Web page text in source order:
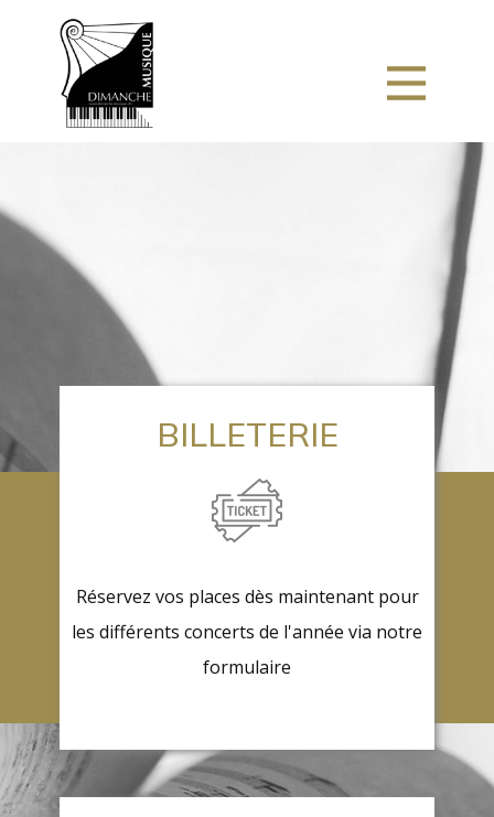
BILLETERIE
Réservez vos places dès maintenant ​pour
les différents concerts de l'année via notre
formulaire